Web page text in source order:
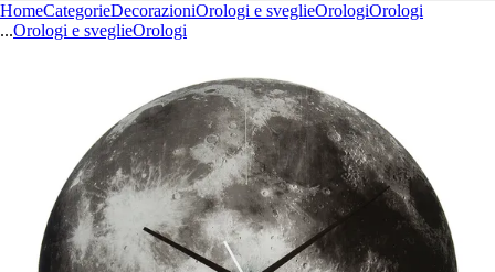
HomeCategorieDecorazioniOrologi e sveglieOrologiOrologi
...Orologi e sveglieOrologi